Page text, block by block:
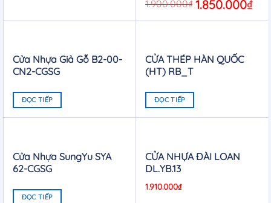
1.900.000₫
price
1.850.000₫price
Cửa Nhựa Giả Gỗ B2-00-
CN2-CGSG
ĐỌC TIẾP
CỬA THÉP HÀN QUỐC
(HT) RB_T
ĐỌC TIẾP
Cửa Nhựa SungYu SYA
62-CGSG
ĐỌC TIẾP
CỬA NHỰA ĐÀI LOAN
DL.YB.13
1.910.000₫